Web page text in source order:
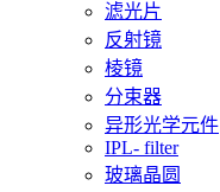
滤光片
反射镜
棱镜
分束器
异形光学元件
IPL- filter
玻璃晶圆